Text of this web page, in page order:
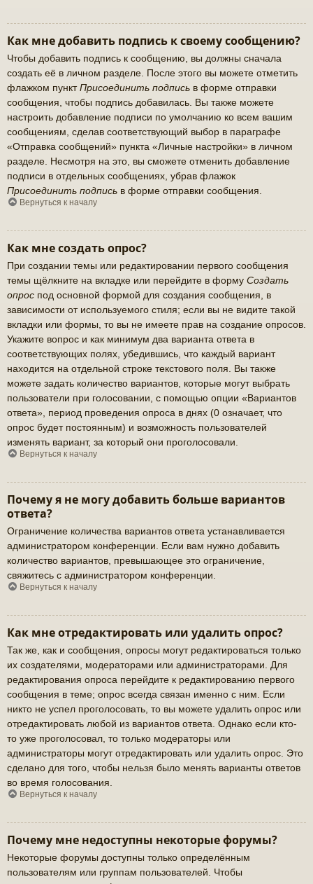
Как мне добавить подпись к своему сообщению?
Чтобы добавить подпись к сообщению, вы должны сначала
создать её в личном разделе. После этого вы можете отметить
флажком пунктПрисоединить подпись в форме отправки
сообщения, чтобы подпись добавилась. Вы также можете
настроить добавление подписи по умолчанию ко всем вашим
сообщениям, сделав соответствующий выбор в параграфе
«Отправка сообщений» пункта «Личные настройки» в личном
разделе. Несмотря на это, вы сможете отменить добавление
подписи в отдельных сообщениях, убрав флажок
Присоединить подпись в форме отправки сообщения.
Вернуться к началу
Как мне создать опрос?
При создании темы или редактировании первого сообщения
темы щёлкните на вкладке или перейдите в форму Создать
опрос под основной формой для создания сообщения, в
зависимости от используемого стиля; если вы не видите такой
вкладки или формы, то вы не имеете прав на создание опросов.
Укажите вопрос и как минимум два варианта ответа в
соответствующих полях, убедившись, что каждый вариант
находится на отдельной строке текстового поля. Вы также
можете задать количество вариантов, которые могут выбрать
пользователи при голосовании, с помощью опции «Вариантов
ответа», период проведения опроса в днях (0 означает, что
опрос будет постоянным) и возможность пользователей
изменять вариант, за который они проголосовали.
Вернуться к началу
Почему я не могу добавить больше вариантов
ответа?
Ограничение количества вариантов ответа устанавливается
администратором конференции. Если вам нужно добавить
количество вариантов, превышающее это ограничение,
свяжитесь с администратором конференции.
Вернуться к началу
Как мне отредактировать или удалить опрос?
Так же, как и сообщения, опросы могут редактироваться только
их создателями, модераторами или администраторами. Для
редактирования опроса перейдите к редактированию первого
сообщения в теме; опрос всегда связан именно с ним. Если
никто не успел проголосовать, то вы можете удалить опрос или
отредактировать любой из вариантов ответа. Однако если кто-
то уже проголосовал, то только модераторы или
администраторы могут отредактировать или удалить опрос. Это
сделано для того, чтобы нельзя было менять варианты ответов
во время голосования.
Вернуться к началу
Почему мне недоступны некоторые форумы?
Некоторые форумы доступны только определённым
пользователям или группам пользователей. Чтобы